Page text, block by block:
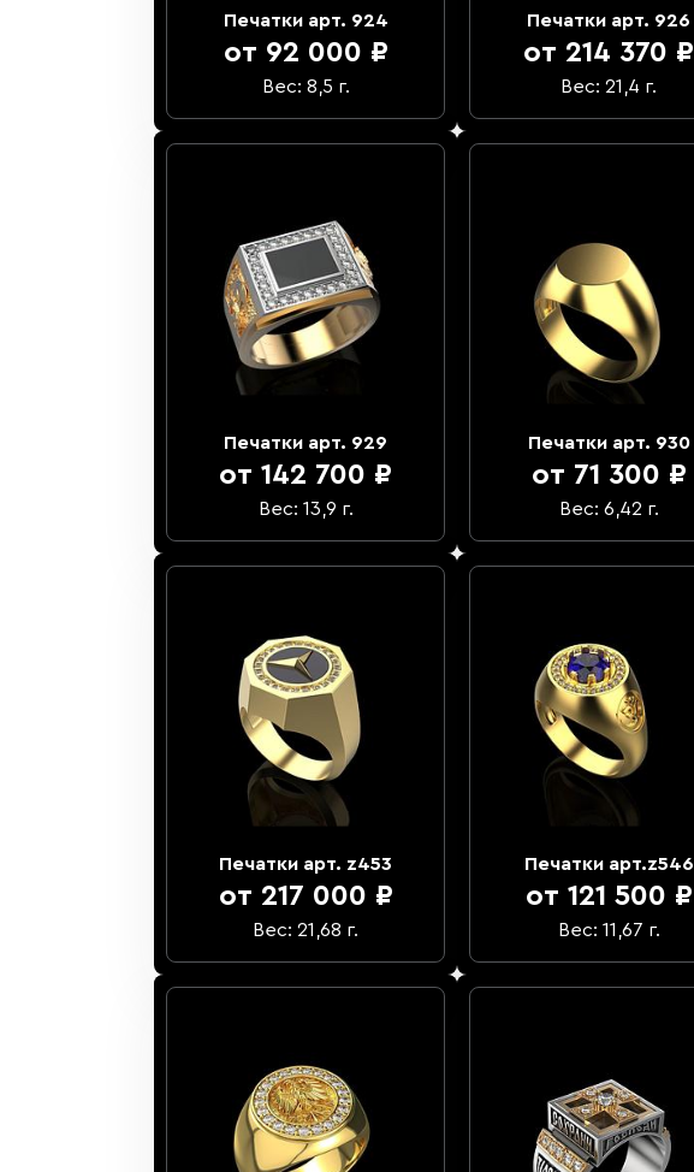
Печатки арт. 924
от 92 000 ₽
Вес: 8,5 г.
Печатки арт. 926
от 214 370 ₽
Вес: 21,4 г.
Печатки арт. 929
от 142 700 ₽
Вес: 13,9 г.
Печатки арт. 930
от 71 300 ₽
Вес: 6,42 г.
Печатки арт. z453
от 217 000 ₽
Вес: 21,68 г.
Печатки арт.z546
от 121 500 ₽
Вес: 11,67 г.